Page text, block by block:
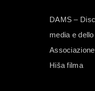
DAMS –
media e
Hiša filma